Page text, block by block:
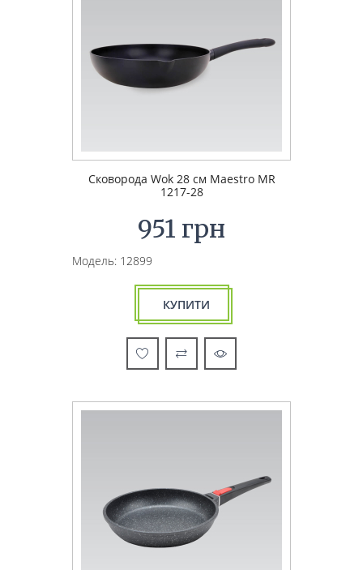
Сковорода Wok 28 см Maestro MR
1217-28
951 грн
Модель: 12899
КУПИТИ